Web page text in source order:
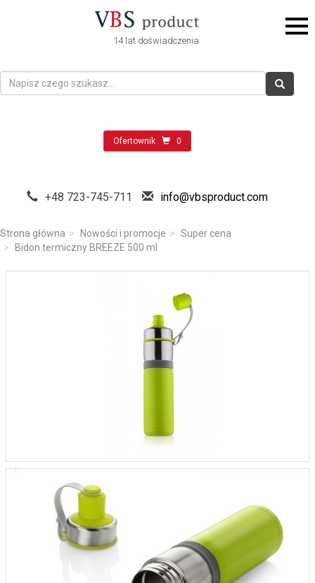
14 lat doświadczenia
Ofertownik 0
+48 723-745-711 info@vbsproduct.com
Strona główna Nowości i promocje
Super cena
Bidon termiczny BREEZE 500 ml